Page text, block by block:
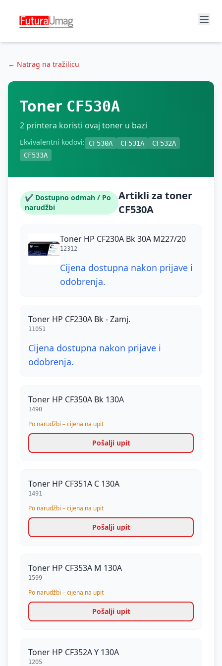
← Natrag na tražilicu
Toner CF530A
2 printera koristi ovaj toner u bazi
Ekvivalentni kodovi: CF530A CF531A
CF532A
CF533A
✔ Dostupno odmah / Po
narudžbi
Artikli za toner
CF530A
Toner HP CF230A Bk 30A M227/20
12312
Cijena dostupna nakon prijave i
odobrenja.
Toner HP CF230A Bk - Zamj.
11051
Cijena dostupna nakon prijave i
odobrenja.
Toner HP CF350A Bk 130A
1490
Po narudžbi – cijena na upit
Pošalji upit
Toner HP CF351A C 130A
1491
Po narudžbi – cijena na upit
Pošalji upit
Toner HP CF353A M 130A
1599
Po narudžbi – cijena na upit
Pošalji upit
Toner HP CF352A Y 130A
1205